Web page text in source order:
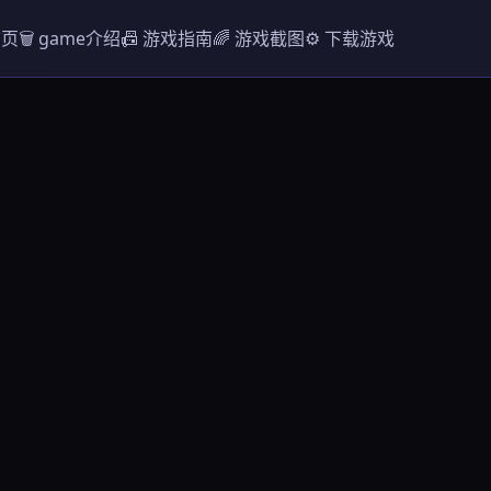
🗑️ game介绍📠 游戏指南🌈 游戏截图⚙️ 下载游戏